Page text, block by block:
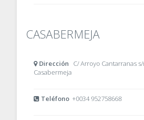
CASABERMEJA
Dirección C/ Arroyo Cantarranas s/
Casabermeja
Teléfono+0034 952758668